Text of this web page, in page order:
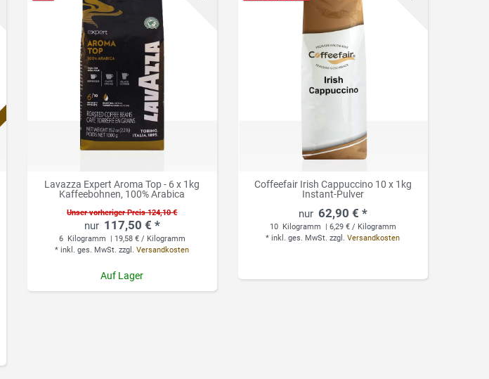
Lavazza Expert Aroma Top - 6 x 1kg
Kaffeebohnen, 100% Arabica
Unser vorheriger Preis 124,10 €
117,50 € *
6 Kilogramm
| 19,58 € / Kilogramm
*inkl. ges. MwSt. zzgl.Versandkosten
Auf Lager
Coffeefair Irish Cappuccino 10 x 1kg
Instant-Pulver
62,90 € *
10 Kilogramm
| 6,29 € / Kilogramm
*inkl. ges. MwSt. zzgl.Versandkosten